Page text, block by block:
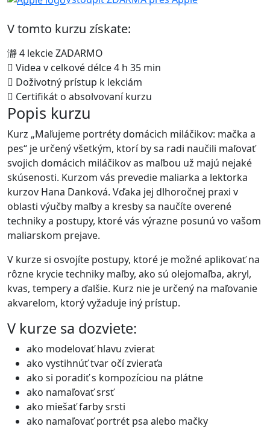
V tomto kurzu získate:
4 lekcie ZADARMO
Videa v celkové délce 4 h 35 min
Doživotný prístup k lekciám
Certifikát o absolvovaní kurzu
Popis kurzu
Kurz „Maľujeme portréty domácich miláčikov: mačka a
pes“ je určený všetkým, ktorí by sa radi naučili maľovať
svojich domácich miláčikov as maľbou už majú nejaké
skúsenosti. Kurzom vás prevedie maliarka a lektorka
kurzov Hana Danková. Vďaka jej dlhoročnej praxi v
oblasti výučby maľby a kresby sa naučíte overené
techniky a postupy, ktoré vás výrazne posunú vo vašom
maliarskom prejave.
V kurze si osvojíte postupy, ktoré je možné aplikovať na
rôzne krycie techniky maľby, ako sú olejomaľba, akryl,
kvas, tempery a ďalšie. Kurz nie je určený na maľovanie
akvarelom, ktorý vyžaduje iný prístup.
V kurze sa dozviete:
ako modelovať hlavu zvierat
ako vystihnúť tvar očí zvieraťa
ako si poradiť s kompozíciou na plátne
ako namaľovať srsť
ako miešať farby srsti
ako namaľovať portrét psa alebo mačky